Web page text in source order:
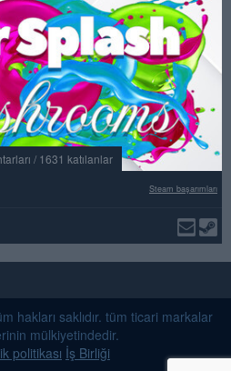
/ 1631 katılanlar
Steam başarımları
hakları saklıdır. tüm ticari markalar
mülkiyetindedir.
politikası İş Birliği